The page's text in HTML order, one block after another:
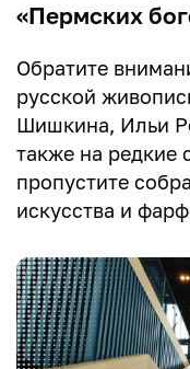
«Пермских
Обратите
русской
Шишкина, Ильи
также на редкие
пропустите
искусства и